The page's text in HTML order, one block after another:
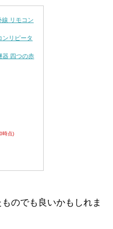
リモコン
ンリピータ
器 四つの赤
時点)
のでも良いかもしれま